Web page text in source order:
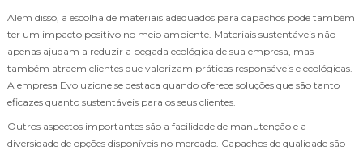
Além disso, a escolha de materiais adequados para capachos pode também
ter um impacto positivo no meio ambiente. Materiais sustentáveis não
apenas ajudam a reduzir a pegada ecológica de sua empresa, mas
também atraem clientes que valorizam práticas responsáveis e ecológicas.
A empresa Evoluzione se destaca quando oferece soluções que são tanto
eficazes quanto sustentáveis para os seus clientes.
Outros aspectos importantes são a facilidade de manutenção e a
diversidade de opções disponíveis no mercado. Capachos de qualidade são